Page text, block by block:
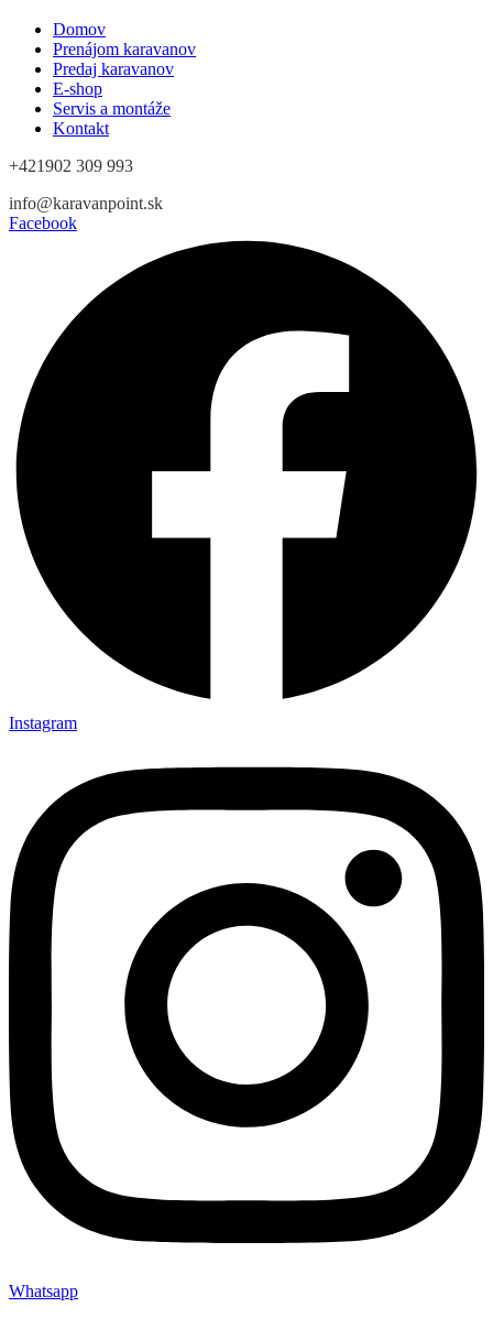
Domov
Prenájom karavanov
Predaj karavanov
E-shop
Servis a montáže
Kontakt
+421902 309 993
info@karavanpoint.sk
Facebook
Instagram
Whatsapp